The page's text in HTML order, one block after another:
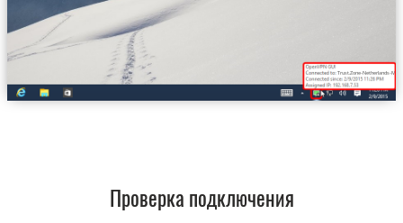
Trust.Zone-Netherlands-
Проверка подключения